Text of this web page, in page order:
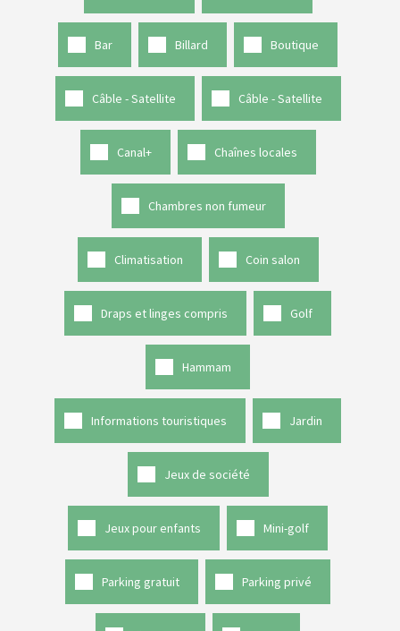
Bar Billard Boutique
Câble - Satellite Câble - Satellite
Canal+ Chaînes locales
Chambres non fumeur
Climatisation Coin salon
Draps et linges compris Golf
Hammam
Informations touristiques Jardin
Jeux de société
Jeux pour enfants Mini-golf
Parking gratuit Parking privé